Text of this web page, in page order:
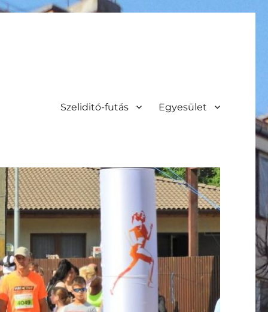
Szeliditó-futás Egyesület